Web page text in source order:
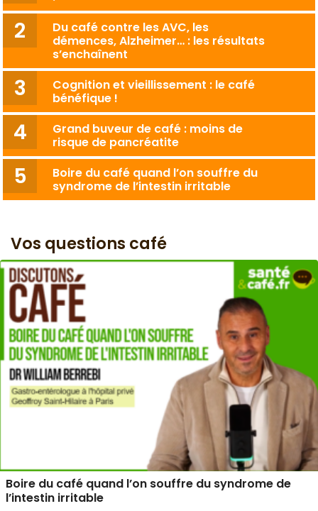
Du café contre les AVC, les
démences, Alzheimer… : les résultats
s’enchaînent
Cognition et vieillissement : le café
bénéfique !
Grand buveur de café : moins de
risque de pancréatite
Boire du café quand l’on souffre du
syndrome de l’intestin irritable
Vos questions café
Boire du café quand l’on souffre du syndrome de
l’intestin irritable